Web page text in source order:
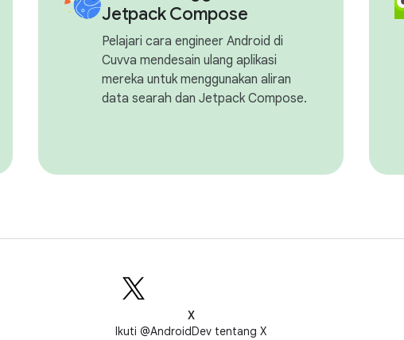
Jetpack Compose
Pelajari cara engineer Android di
Cuvva mendesain ulang aplikasi
mereka untuk menggunakan aliran
data searah dan Jetpack Compose.
X
Ikuti @AndroidDev tentang X